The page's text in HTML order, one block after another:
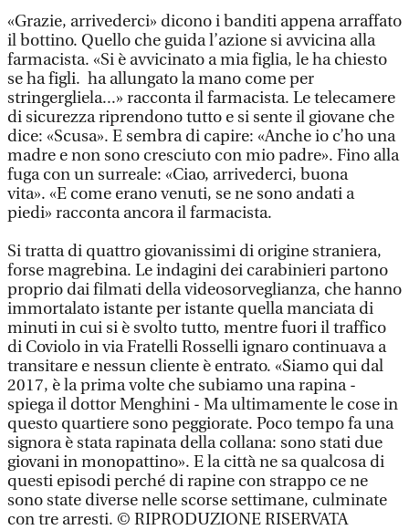
«Grazie, arrivederci» dicono i banditi appena arraffato
il bottino. Quello che guida l’azione si avvicina alla
farmacista. «Si è avvicinato a mia figlia, le ha chiesto
se ha figli. ha allungato la mano come per
stringergliela...» racconta il farmacista. Le telecamere
di sicurezza riprendono tutto e si sente il giovane che
dice: «Scusa». E sembra di capire: «Anche io c’ho una
madre e non sono cresciuto con mio padre». Fino alla
fuga con un surreale: «Ciao, arrivederci, buona
vita». «E come erano venuti, se ne sono andati a
piedi» racconta ancora il farmacista.
Si tratta di quattro giovanissimi di origine straniera,
forse magrebina. Le indagini dei carabinieri partono
proprio dai filmati della videosorveglianza, che hanno
immortalato istante per istante quella manciata di
minuti in cui si è svolto tutto, mentre fuori il traffico
di Coviolo in via Fratelli Rosselli ignaro continuava a
transitare e nessun cliente è entrato. «Siamo qui dal
2017, è la prima volte che subiamo una rapina -
spiega il dottor Menghini - Ma ultimamente le cose in
questo quartiere sono peggiorate. Poco tempo fa una
signora è stata rapinata della collana: sono stati due
giovani in monopattino». E la città ne sa qualcosa di
questi episodi perché di rapine con strappo ce ne
sono state diverse nelle scorse settimane, culminate
con tre arresti. © RIPRODUZIONE RISERVATA